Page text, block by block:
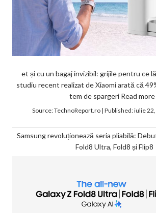
et și cu un bagaj invizibil: grijile pentru ce
studiu recent realizat de Xiaomi arată că
tem de spargeri Read more
Source:TechnoReport.ro| Published:iulie
Samsung revoluționează seria pliabilă:
Fold8 Ultra, Fold8 și Flip8